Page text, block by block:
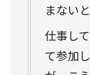
まない
仕事し
て参加